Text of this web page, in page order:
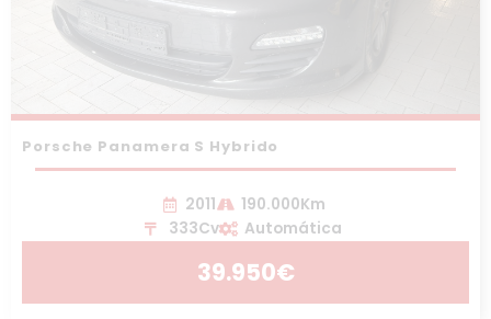
Porsche Panamera S Hybrido
2011
190.000Km
333Cv
Automática
39.950€